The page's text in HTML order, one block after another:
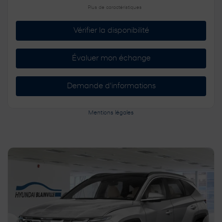
Plus de caractéristiques
Vérifier la disponibilité
Évaluer mon échange
Demande d'informations
Mentions légales